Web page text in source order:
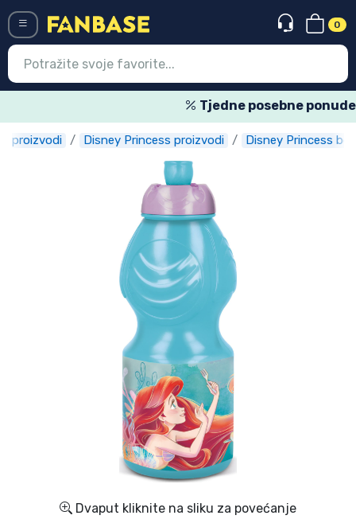
0
Tjedne posebne ponude
proizvodi Disney Princess proizvodi Disney Princess
Dvaput kliknite na sliku za povećanje
Ulazak Registracija
Najnovije proizvodi
Ekspresna dostava
Prednarudžbe
Outlet proizvodi
Dostava i plaćanje
TV serija proizvodi
Film proizvodi
Crtani proizvodi